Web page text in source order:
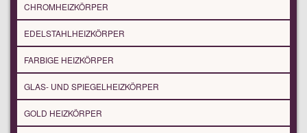
CHROMHEIZKÖRPER
EDELSTAHLHEIZKÖRPER
FARBIGE HEIZKÖRPER
GLAS- UND SPIEGELHEIZKÖRPER
GOLD HEIZKÖRPER